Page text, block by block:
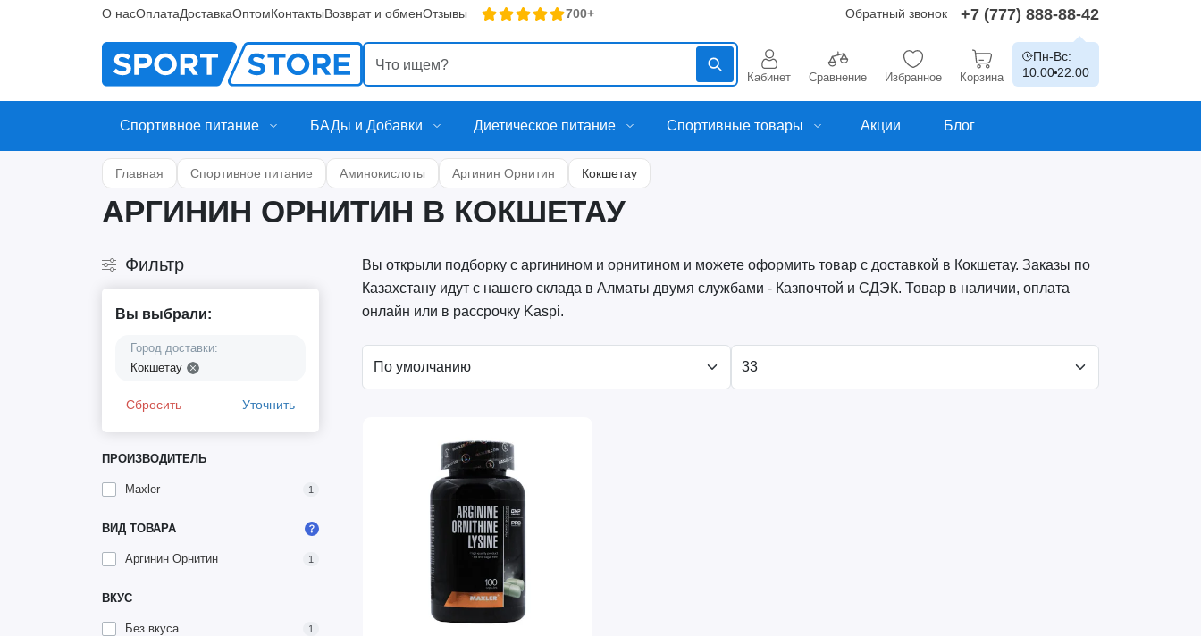
О насОплатаДоставкаОптомКонтактыВозврат и обменОтзывы 700+ Обратный звонок +7 (777) 888-88-42
Кабинет Сравнение Избранное Корзина
Пн-Вс:
10:00 22:00
Спортивное питание БАДы и Добавки Диетическое питание Спортивные товары Акции Блог
Главная Спортивное питание Аминокислоты Аргинин Орнитин Кокшетау
АРГИНИН ОРНИТИН В КОКШЕТАУ
Фильтр
Вы выбрали:
Город доставки:
Кокшетау
Сбросить Уточнить
ПРОИЗВОДИТЕЛЬ
Maxler 1
ВИД ТОВАРА
Аргинин Орнитин 1
ВКУС
Без вкуса 1
Вы открыли подборку с аргинином и орнитином и можете оформить товар с доставкой в Кокшетау. Заказы по
Казахстану идут с нашего склада в Алматы двумя службами - Казпочтой и СДЭК. Товар в наличии, оплата
онлайн или в рассрочку Kaspi.